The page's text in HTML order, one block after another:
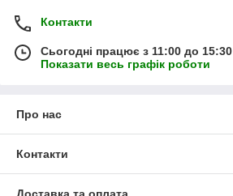
Контакти
Сьогодні працює з 11:00 до 15:30
Показати весь графік роботи
Про нас
Контакти